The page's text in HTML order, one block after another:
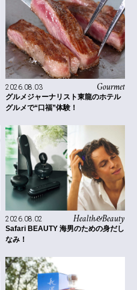
Gourmet
2026.08.03
グルメジャーナリスト東龍のホテル
グルメで“口福”体験！
Health&Beauty
2026.08.02
Safari BEAUTY 海男のための身だし
なみ！